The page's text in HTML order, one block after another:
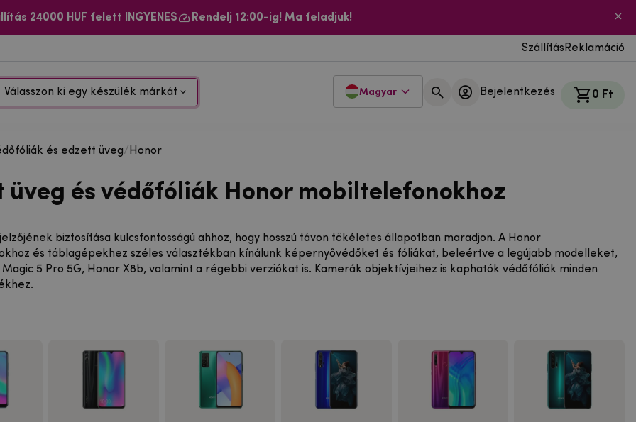
24000 HUF felett INGYENES Rendelj 12:00-ig! Ma feladjuk!
Szállítás Reklamáció
Válasszon ki egy készülék márkát Magyar Bejelentkezés 0 Ft
és edzett üveg/ Honor
üveg és védőfóliák Honor mobiltelefonokhoz
biztosítása kulcsfontosságú ahhoz, hogy hosszú távon tökéletes állapotban maradjon. A Honor
és táblagépekhez széles választékban kínálunk képernyővédőket és fóliákat, beleértve a legújabb modelleket,
5 Pro 5G, Honor X8b, valamint a régebbi verziókat is. Kamerák objektívjeihez is kaphatók védőfóliák minden